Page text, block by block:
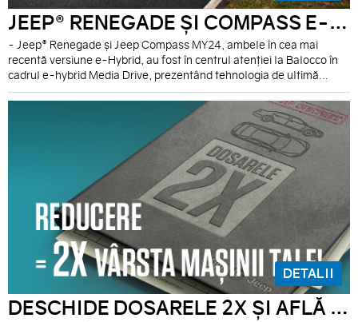
JEEP® RENEGADE ȘI COMPASS E-HYBRID PREZENTATE LA JEEP® MEDIA DRIVE
- Jeep® Renegade și Jeep Compass MY24, ambele în cea mai
recentă versiune e-Hybrid, au fost în centrul atenției la Balocco în
cadrul e-hybrid Media Drive, prezentând tehnologia de ultimă
generație a motoarelor hibride. - Renegade MY24 disponibil cu un
nou sistem de infotainment cu un afișaj de 10,1” pentru unitatea
centrală și un grup de instrumente full TFT de 10,25”. - Compass
MY24 introduce noul nivel 2 de conducere autonomă, nu mai este
limitat geografic, fiind acum disponibil indiferent de drum.
DETALII
DESCHIDE DOSARELE 2X ȘI AFLĂ SECRETUL NOSTRU!